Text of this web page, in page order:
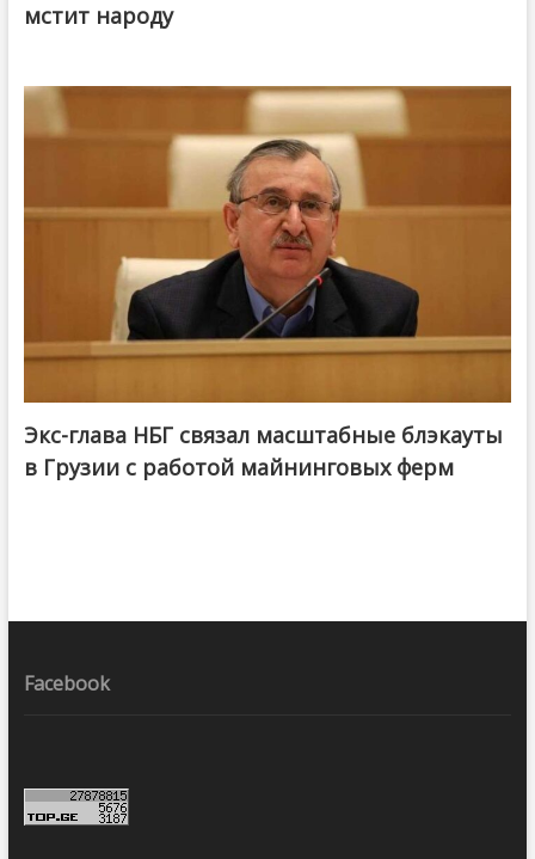
мстит народу
Экс-глава НБГ связал масштабные блэкауты
в Грузии с работой майнинговых ферм
Facebook